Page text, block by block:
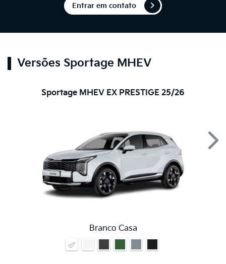
Entrar em contato
Versões Sportage MHEV
Sportage MHEV EX PRESTIGE 25/26
Branco Casa